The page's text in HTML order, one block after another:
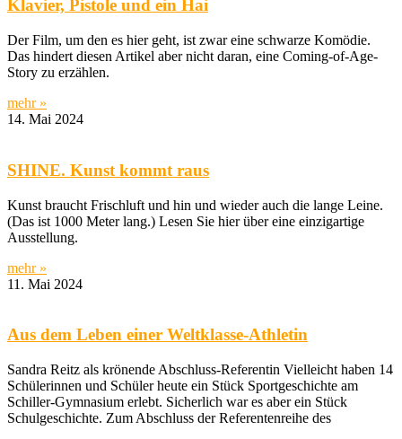
Klavier, Pistole und ein Hai
Der Film, um den es hier geht, ist zwar eine schwarze Komödie.
Das hindert diesen Artikel aber nicht daran, eine Coming-of-Age-
Story zu erzählen.
mehr »
14. Mai 2024
SHINE. Kunst kommt raus
Kunst braucht Frischluft und hin und wieder auch die lange Leine.
(Das ist 1000 Meter lang.) Lesen Sie hier über eine einzigartige
Ausstellung.
mehr »
11. Mai 2024
Aus dem Leben einer Weltklasse-Athletin
Sandra Reitz als krönende Abschluss-Referentin Vielleicht haben 14
Schülerinnen und Schüler heute ein Stück Sportgeschichte am
Schiller-Gymnasium erlebt. Sicherlich war es aber ein Stück
Schulgeschichte. Zum Abschluss der Referentenreihe des